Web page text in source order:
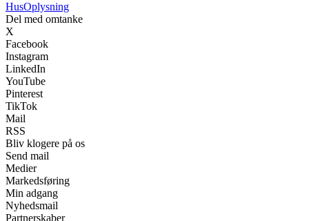
HusOplysning
Del med omtanke
X
Facebook
Instagram
LinkedIn
YouTube
Pinterest
TikTok
Mail
RSS
Bliv klogere på os
Send mail
Medier
Markedsføring
Min adgang
Nyhedsmail
Partnerskaber